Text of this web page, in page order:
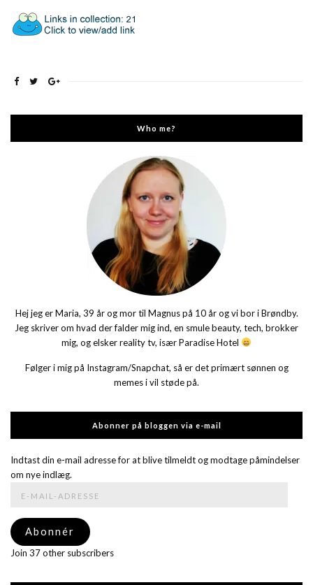
Who me?
Hej jeg er Maria, 39 år og mor til Magnus på 10 år og vi bor i Brøndby.
Jeg skriver om hvad der falder mig ind, en smule beauty, tech, brokker
mig, og elsker reality tv, især Paradise Hotel
Følger i mig på Instagram/Snapchat, så er det primært sønnen og
memes i vil støde på.
Abonner på bloggen via e-mail
Indtast din e-mail adresse for at blive tilmeldt og modtage påmindelser
om nye indlæg.
adresse
Abonnér
Join 37 other subscribers